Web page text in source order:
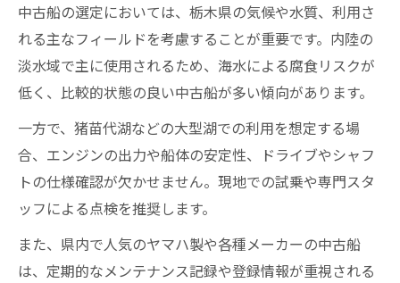
中古船の選定においては、栃木県の気候や水質、利用さ
れる主なフィールドを考慮することが重要です。内陸の
淡水域で主に使用されるため、海水による腐食リスクが
低く、比較的状態の良い中古船が多い傾向があります。
一方で、猪苗代湖などの大型湖での利用を想定する場
合、エンジンの出力や船体の安定性、ドライブやシャフ
トの仕様確認が欠かせません。現地での試乗や専門スタ
ッフによる点検を推奨します。
また、県内で人気のヤマハ製や各種メーカーの中古船
は、定期的なメンテナンス記録や登録情報が重視される